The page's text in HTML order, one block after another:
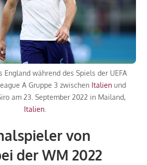
England während des Spiels der UEFA
A Gruppe 3 zwischen Italien und
am 23. September 2022 in Mailand,
Italien
von
der WM 2022